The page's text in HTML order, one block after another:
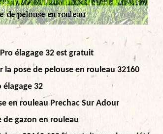
élagage 32 est gratuit
la pose de pelouse en rouleau 32160
32
en rouleau Prechac Sur Adour
de gazon en rouleau